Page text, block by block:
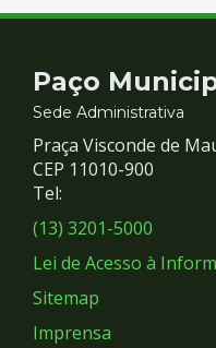
Contato
e
Redes
Sociais
Paço
Sede Administrativa
Praça Visconde de
CEP 11010-900
Tel:
(13) 3201-5000
Lei de Acesso à
Sitemap
Imprensa